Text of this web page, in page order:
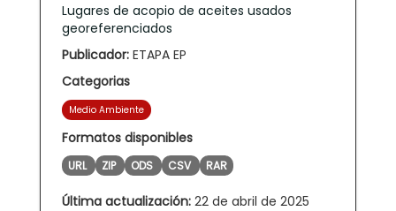
Lugares de acopio de aceites usados
georeferenciados
Publicador: ETAPA EP
Categorias
Medio Ambiente
Formatos disponibles
URL ZIP ODS CSV RAR
Última actualización: 22 de abril de 2025